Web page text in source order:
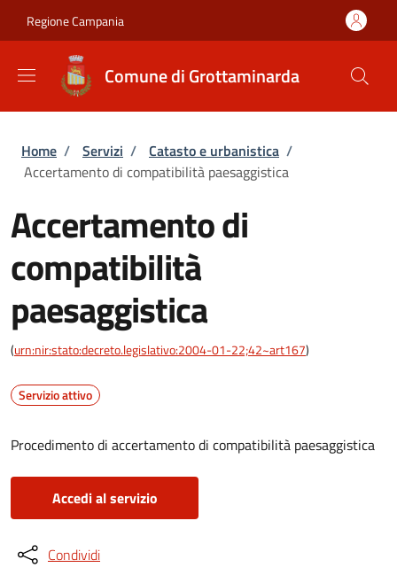
Regione Campania
Comune di Grottaminarda
Briciole di pane
Home / Servizi / Catasto e urbanistica /
Accertamento di compatibilità paesaggistica
Accertamento di
compatibilità
paesaggistica
(urn:nir:stato:decreto.legislativo:2004-01-22;42~art167)
Servizio attivo
Procedimento di accertamento di compatibilità paesaggistica
Accedi al servizio
Condividi